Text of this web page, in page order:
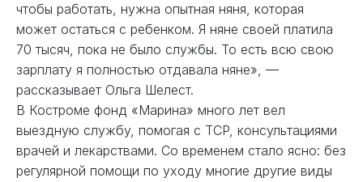
чтобы работать, нужна опытная няня, которая
может остаться с ребенком. Я няне своей платила
70 тысяч, пока не было службы. То есть всю свою
зарплату я полностью отдавала няне», —
рассказывает Ольга Шелест.
В Костроме фонд «Марина» много лет вел
выездную службу, помогая с ТСР, консультациями
врачей и лекарствами. Со временем стало ясно: без
регулярной помощи по уходу многие другие виды